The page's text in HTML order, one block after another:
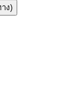
ง)